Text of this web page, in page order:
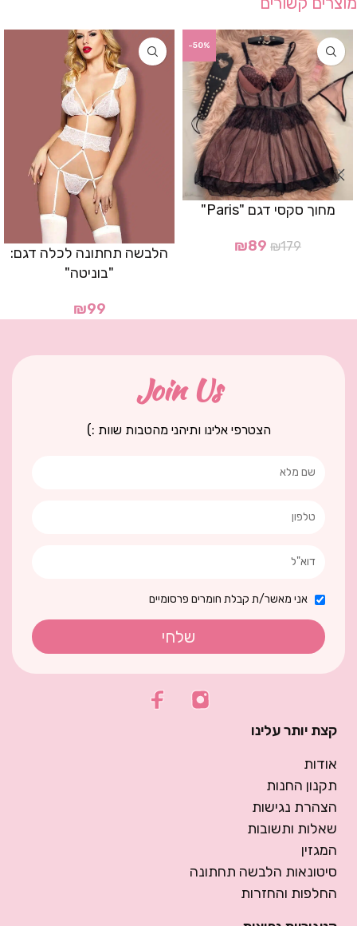
-50%
מחוך סקסי דגם "Paris"
₪179
₪89
הלבשה תחתונה לכלה דגם:
"בוניטה"
₪99
Join Us
הצטרפי אלינו ותיהני מהטבות שוות :)
אני מאשר/ת קבלת חומרים פרסומיים
שלחי
קצת יותר עלינו
אודות
תקנון החנות
הצהרת נגישות
שאלות ותשובות
המגזין
סיטונאות הלבשה תחתונה
החלפות והחזרות